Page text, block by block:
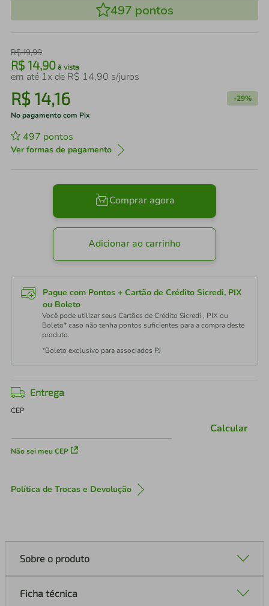
497 pontos
R$19,99
R$ 14,90 à vista
em até 1x de R$ 14,90 s/juros
R$14,16 -29%
No pagamento com Pix
497 pontos
Ver formas de pagamento
Comprar agora
Adicionar ao carrinho
Pague com Pontos + Cartão de Crédito Sicredi, PIX
ou Boleto
Você pode utilizar seus Cartões de Crédito Sicredi , PIX ou
Boleto* caso não tenha pontos suficientes para a compra deste
produto.
*Boleto exclusivo para associados PJ
Entrega
CEP
Não sei meu CEP
Calcular
Política de Trocas e Devolução
Sobre o produto
Ficha técnica